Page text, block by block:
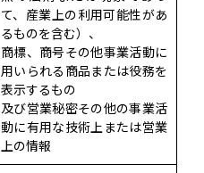
て、産業上の利用可能性があ
るものを含む）、
商標、商号その他事業活動に
用いられる商品または役務を
表示するもの
及び営業秘密その他の事業活
動に有用な技術上または営業
上の情報